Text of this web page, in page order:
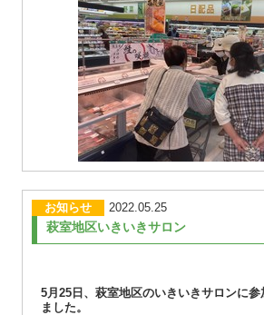
お知らせ 2022.05.25
萩室地区いきいきサロン
5月25日、萩室地区のいきいきサロンに参
ました。